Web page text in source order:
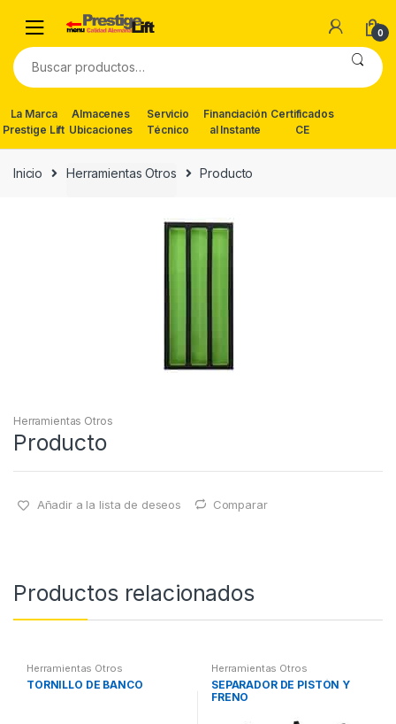
navigation
content
0
Buscar
por:
La Marca
Prestige Lift
Almacenes
Ubicaciones
Servicio
Técnico
Financiación
al Instante
Certificados
CE
Inicio Herramientas Otros Producto
Herramientas Otros
Producto
Añadir a la lista de deseos Comparar
Productos relacionados
Herramientas Otros
TORNILLO DE BANCO
Herramientas Otros
SEPARADOR DE PISTÓN Y
FRENO